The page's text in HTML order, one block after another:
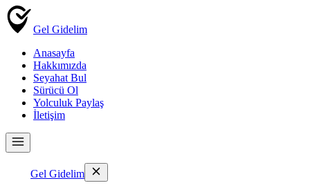
Gel Gidelim
Anasayfa
Hakkımızda
Seyahat Bul
Sürücü Ol
Yolculuk Paylaş
İletişim
Gel Gidelim